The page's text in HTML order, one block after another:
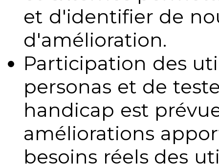
et d'identifier de
d'amélioration.
Participation des
personas et de
handicap est
améliorations
besoins réels des